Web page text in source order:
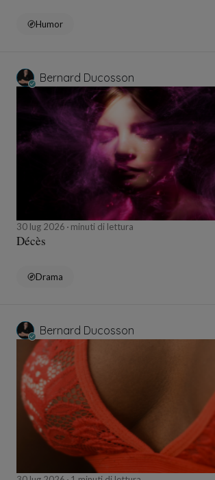
Humor
Bernard Ducosson
30 lug 2026 minuti di lettura
Décès
Drama
Bernard Ducosson